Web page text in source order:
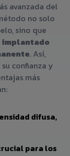
avanzada del
no solo
sino que
implantado
. Así,
confianza y
más
difusa,
para los